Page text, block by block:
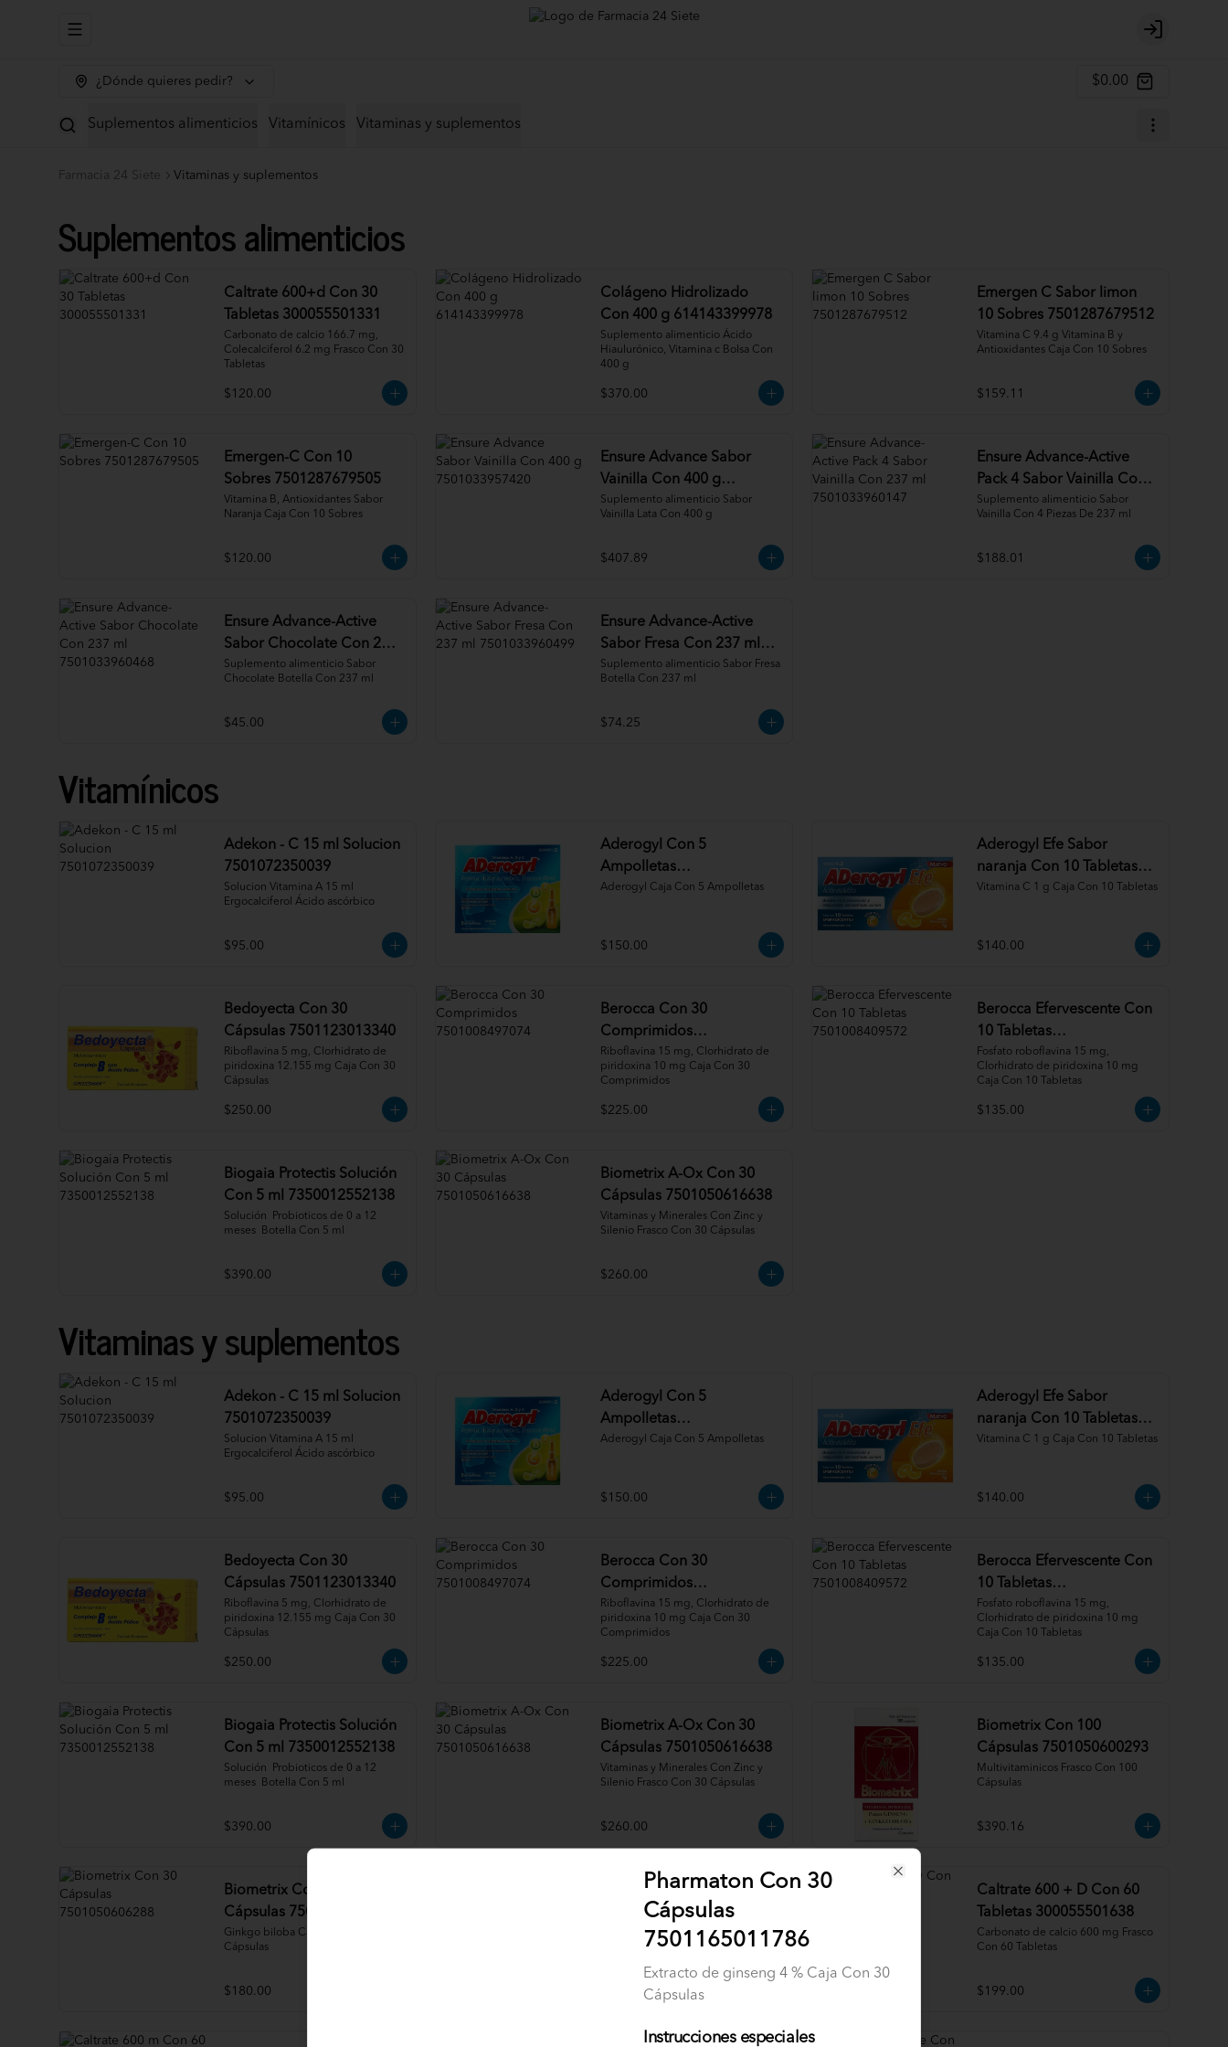
Abrir menu de navegación Login
¿Dónde quieres pedir? $0.00
Suplementos alimenticios Vitamínicos Vitaminas y suplementos
Farmacia 24 Siete Vitaminas y suplementos
Suplementos alimenticios
Caltrate 600+d Con 30
Tabletas 300055501331
Carbonato de calcio 166.7 mg,
Colecalciferol 6.2 mg Frasco Con 30
Tabletas
$120.00
Colágeno Hidrolizado
Con 400 g 614143399978
Suplemento alimenticio Ácido
Hiaulurónico, Vitamina c Bolsa Con
400 g
$370.00
Emergen C Sabor limon
10 Sobres 7501287679512
Vitamina C 9.4 g Vitamina B y
Antioxidantes Caja Con 10 Sobres
$159.11
Emergen-C Con 10
Sobres 7501287679505
Vitamina B, Antioxidantes Sabor
Naranja Caja Con 10 Sobres
$120.00
Ensure Advance Sabor
Vainilla Con 400 g
7501033957420
Suplemento alimenticio Sabor
Vainilla Lata Con 400 g
$407.89
Ensure Advance-Active
Pack 4 Sabor Vainilla Con
237 ml 7501033960147
Suplemento alimenticio Sabor
Vainilla Con 4 Piezas De 237 ml
$188.01
Ensure Advance-Active
Sabor Chocolate Con 237
ml 7501033960468
Suplemento alimenticio Sabor
Chocolate Botella Con 237 ml
$45.00
Ensure Advance-Active
Sabor Fresa Con 237 ml
7501033960499
Suplemento alimenticio Sabor Fresa
Botella Con 237 ml
$74.25
Vitamínicos
Adekon - C 15 ml Solucion
7501072350039
Solucion Vitamina A 15 ml
Ergocalciferol Ácido ascórbico
$95.00
Aderogyl Con 5
Ampolletas
7501165003040
Aderogyl Caja Con 5 Ampolletas
$150.00
Aderogyl Efe Sabor
naranja Con 10 Tabletas
3664798027549
Vitamina C 1 g Caja Con 10 Tabletas
$140.00
Bedoyecta Con 30
Cápsulas 7501123013340
Riboflavina 5 mg, Clorhidrato de
piridoxina 12.155 mg Caja Con 30
Cápsulas
$250.00
Berocca Con 30
Comprimidos
7501008497074
Riboflavina 15 mg, Clorhidrato de
piridoxina 10 mg Caja Con 30
Comprimidos
$225.00
Berocca Efervescente Con
10 Tabletas
7501008409572
Fosfato roboflavina 15 mg,
Clorhidrato de piridoxina 10 mg
Caja Con 10 Tabletas
$135.00
Biogaia Protectis Solución
Con 5 ml 7350012552138
Solución  Probioticos de 0 a 12
meses  Botella Con 5 ml
$390.00
Biometrix A-Ox Con 30
Cápsulas 7501050616638
Vitaminas y Minerales Con Zinc y
Silenio Frasco Con 30 Cápsulas
$260.00
Vitaminas y suplementos
Adekon - C 15 ml Solucion
7501072350039
Solucion Vitamina A 15 ml
Ergocalciferol Ácido ascórbico
$95.00
Aderogyl Con 5
Ampolletas
7501165003040
Aderogyl Caja Con 5 Ampolletas
$150.00
Aderogyl Efe Sabor
naranja Con 10 Tabletas
3664798027549
Vitamina C 1 g Caja Con 10 Tabletas
$140.00
Bedoyecta Con 30
Cápsulas 7501123013340
Riboflavina 5 mg, Clorhidrato de
piridoxina 12.155 mg Caja Con 30
Cápsulas
$250.00
Berocca Con 30
Comprimidos
7501008497074
Riboflavina 15 mg, Clorhidrato de
piridoxina 10 mg Caja Con 30
Comprimidos
$225.00
Berocca Efervescente Con
10 Tabletas
7501008409572
Fosfato roboflavina 15 mg,
Clorhidrato de piridoxina 10 mg
Caja Con 10 Tabletas
$135.00
Biogaia Protectis Solución
Con 5 ml 7350012552138
Solución  Probioticos de 0 a 12
meses  Botella Con 5 ml
$390.00
Biometrix A-Ox Con 30
Cápsulas 7501050616638
Vitaminas y Minerales Con Zinc y
Silenio Frasco Con 30 Cápsulas
$260.00
Biometrix Con 100
Cápsulas 7501050600293
Multivitaminicos Frasco Con 100
Cápsulas
$390.16
Biometrix Con 30
Cápsulas 7501050606288
Ginkgo biloba Caja Con 30
Cápsulas
$180.00
C boost 10 Sobres
7506295800057
Vitamina C 300 mg Caja Con 10
Caltrate 600 + D Con 60
Tabletas 300055501638
Carbonato de calcio 600 mg Frasco
Con 60 Tabletas
$199.00
Pharmaton Con 30
Cápsulas
7501165011786
Extracto de ginseng 4 % Caja Con 30
Cápsulas
Instrucciones especiales